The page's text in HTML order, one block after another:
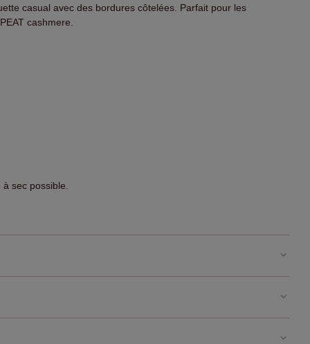
casual avec des bordures côtelées. Parfait pour les
cashmere.
sec possible.